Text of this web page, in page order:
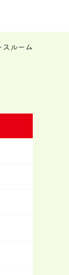
スルーム